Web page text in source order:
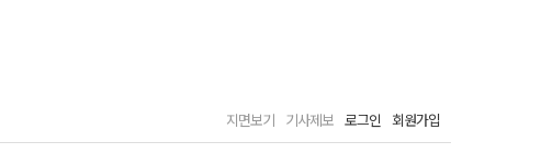
지면보기 기사제보 로그인 회원가입